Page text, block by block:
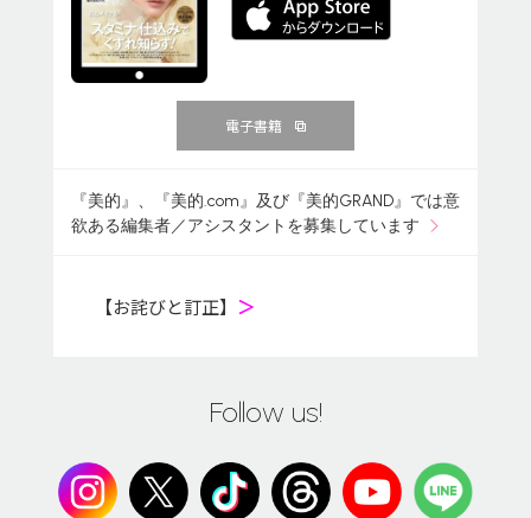
電子書籍
『美的』、『美的.com』及び『美的GRAND』では意
欲ある編集者／アシスタントを募集しています
【お詫びと訂正】 ＞
Follow us!